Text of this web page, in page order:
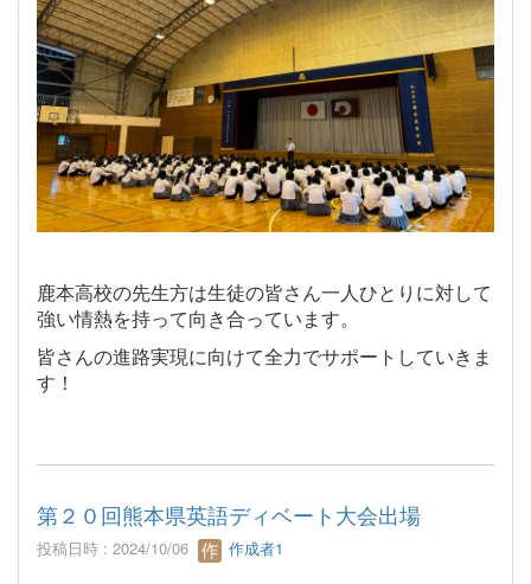
鹿本高校の先生方は生徒の皆さん一人ひとりに対して
強い情熱を持って向き合っています。
皆さんの進路実現に向けて全力でサポートしていきま
す！
第２０回熊本県英語ディベート大会出場
投稿日時 : 2024/10/06 作成者1